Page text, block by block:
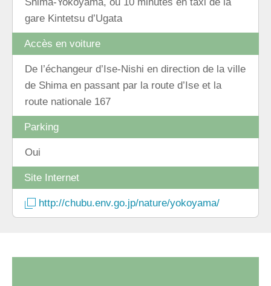
gare Kintetsu d’Ugata
Accès en voiture
De l’échangeur d’Ise-Nishi en direction de la ville
de Shima en passant par la route d’Ise et la
route nationale 167
Parking
Oui
Site Internet
http://chubu.env.go.jp/nature/yokoyama/